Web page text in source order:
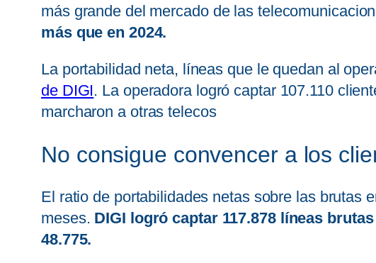
más grande del mercado de las
más que en 2024.
La portabilidad neta, líneas que le quedan al
de DIGI. La operadora logró captar 107.110
marcharon a otras telecos
No consigue convencer a los
El ratio de portabilidades netas sobre las brutas
meses. DIGI logró captar 117.878 líneas
48.775.